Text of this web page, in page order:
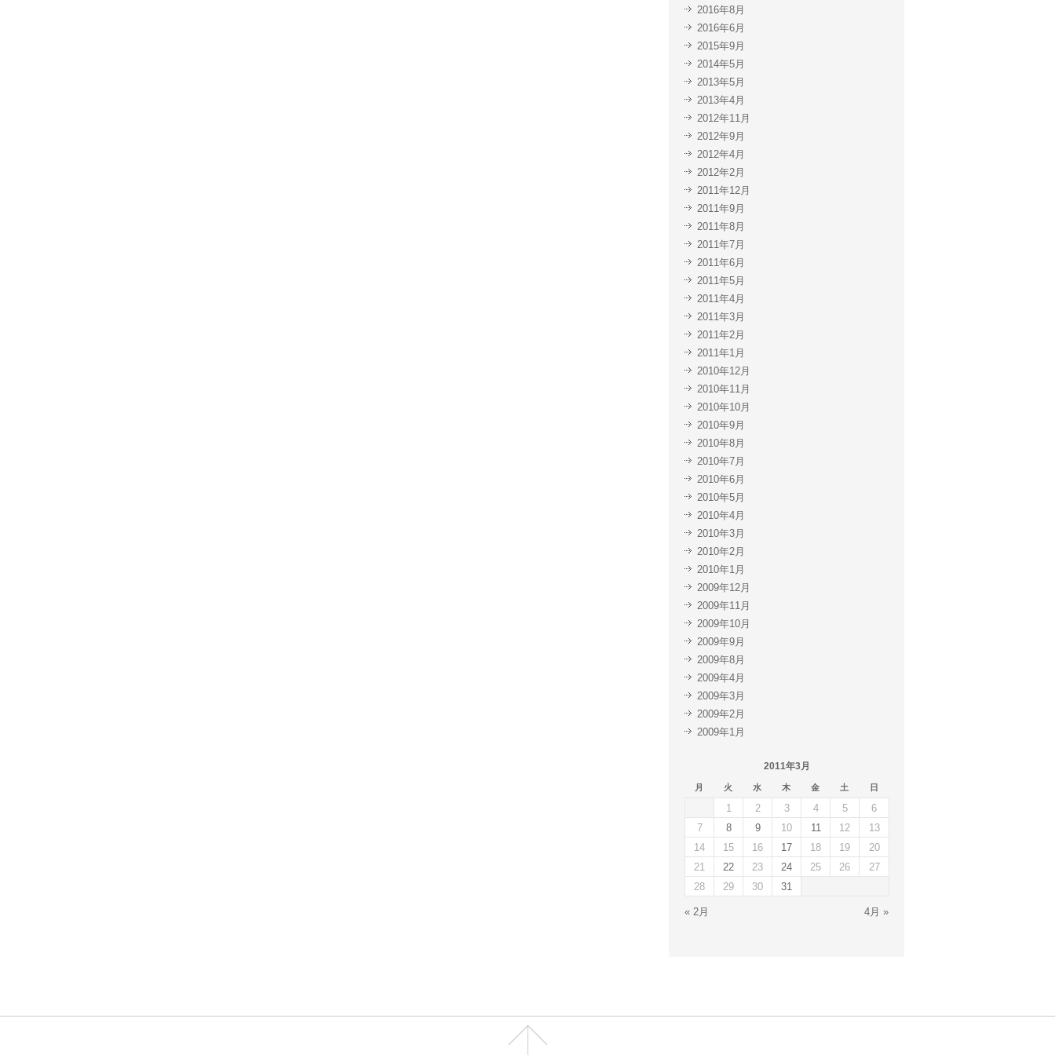
2016年8月
2016年6月
2015年9月
2014年5月
2013年5月
2013年4月
2012年11月
2012年9月
2012年4月
2012年2月
2011年12月
2011年9月
2011年8月
2011年7月
2011年6月
2011年5月
2011年4月
2011年3月
2011年2月
2011年1月
2010年12月
2010年11月
2010年10月
2010年9月
2010年8月
2010年7月
2010年6月
2010年5月
2010年4月
2010年3月
2010年2月
2010年1月
2009年12月
2009年11月
2009年10月
2009年9月
2009年8月
2009年4月
2009年3月
2009年2月
2009年1月
2011年3月
月 火 水 木 金 土 日
« 2月 4月 »
1 2 3 4 5
6
7
8 9 10 11 12
13
14
15 16 17 18 19
20
21
22 23 24 25 26
27
28
29 30 31